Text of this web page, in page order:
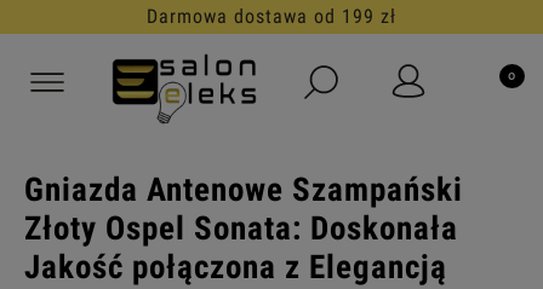
30 dni na darmowy zwrot
Gniazda Antenowe Szampański
Złoty Ospel Sonata: Doskonała
Jakość połączona z Elegancją